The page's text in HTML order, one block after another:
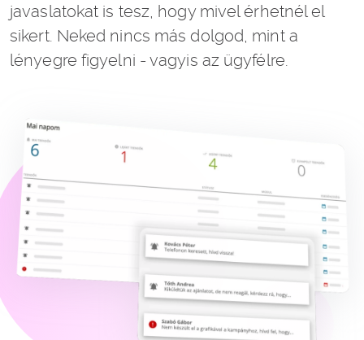
javaslatokat is tesz, hogy mivel érhetnél el
sikert. Neked nincs más dolgod, mint a
lényegre figyelni - vagyis az ügyfélre.